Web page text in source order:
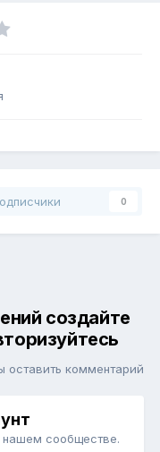
0
создайте
оставить комментарий
нашем сообществе.